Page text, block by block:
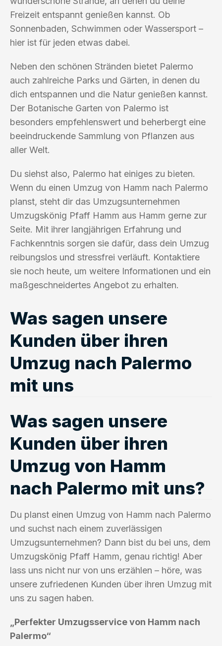
Freizeit entspannt genießen kannst. Ob
Sonnenbaden, Schwimmen oder Wassersport –
hier ist für jeden etwas dabei.
Neben den schönen Stränden bietet Palermo
auch zahlreiche Parks und Gärten, in denen du
dich entspannen und die Natur genießen kannst.
Der Botanische Garten von Palermo ist
besonders empfehlenswert und beherbergt eine
beeindruckende Sammlung von Pflanzen aus
aller Welt.
Du siehst also, Palermo hat einiges zu bieten.
Wenn du einen Umzug von Hamm nach Palermo
planst, steht dir das Umzugsunternehmen
Umzugskönig Pfaff Hamm aus Hamm gerne zur
Seite. Mit ihrer langjährigen Erfahrung und
Fachkenntnis sorgen sie dafür, dass dein Umzug
reibungslos und stressfrei verläuft. Kontaktiere
sie noch heute, um weitere Informationen und ein
maßgeschneidertes Angebot zu erhalten.
Was sagen unsere
Kunden über ihren
Umzug nach Palermo
mit uns
Was sagen unsere
Kunden über ihren
Umzug von Hamm
nach Palermo mit uns?
Du planst einen Umzug von Hamm nach Palermo
und suchst nach einem zuverlässigen
Umzugsunternehmen? Dann bist du bei uns, dem
Umzugskönig Pfaff Hamm, genau richtig! Aber
lass uns nicht nur von uns erzählen – höre, was
unsere zufriedenen Kunden über ihren Umzug mit
uns zu sagen haben.
„Perfekter Umzugsservice von Hamm nach
Palermo“